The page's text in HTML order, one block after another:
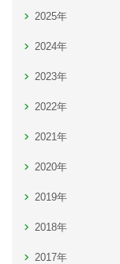
2025年
2024年
2023年
2022年
2021年
2020年
2019年
2018年
2017年